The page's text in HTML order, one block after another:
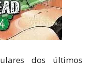
dos últimos